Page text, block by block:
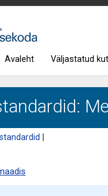
Avaleht Väljastatud